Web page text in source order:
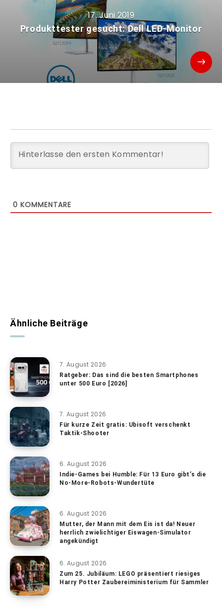
17. Juni 2019
Produkttester gesucht: Dell LED-Monitor
0 KOMMENTARE
Ähnliche Beiträge
7. August 2026
Ratgeber: Das sind die besten Smartphones
unter 500 Euro [2026]
7. August 2026
Für kurze Zeit gratis: Ubisoft verschenkt
Taktik-Shooter
6. August 2026
Indie-Games bei Humble: Für 13 Euro gibt’s die
No-More-Robots-Wundertüte
6. August 2026
Mutter, der Mann mit dem Eis ist da! Neuer
herrlich zwielichtiger Eiswagen-Simulator
angekündigt
6. August 2026
Zum 25. Jubiläum: LEGO präsentiert riesiges
Harry Potter Zaubereiministerium für Sammler